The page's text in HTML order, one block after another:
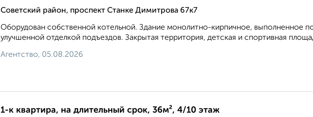
Советский район, проспект Станке Димитрова 67к7
Оборудован собственной котельной. Здание монолитно-кирпичное, выполненное
улучшенной отделкой подъездов. Закрытая территория, детская и спортивная
Агентство, 05.08.2026
1-к квартира, на длительный срок, 36м², 4/10 этаж